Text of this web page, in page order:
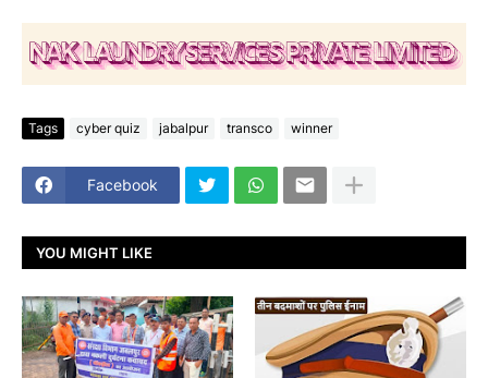
Tags cyber quiz jabalpur transco winner
Facebook
YOU MIGHT LIKE